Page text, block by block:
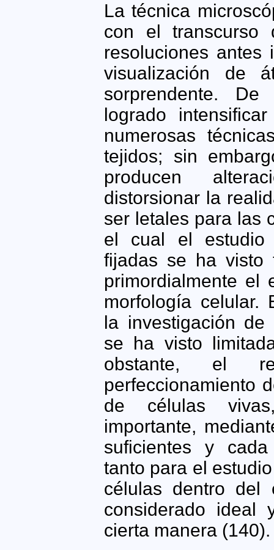
La técnica
con el transcurso
resoluciones antes
visualización de
sorprendente.
logrado
numerosas
tejidos; sin
producen
distorsionar la
ser letales para las
el cual el estudio
fijadas se ha visto
primordialmente el
morfología celular.
la investigación de
se ha visto
obstante, el
perfeccionamiento
de células
importante,
suficientes y
tanto para el
células dentro del
considerado ideal
cierta manera (140).